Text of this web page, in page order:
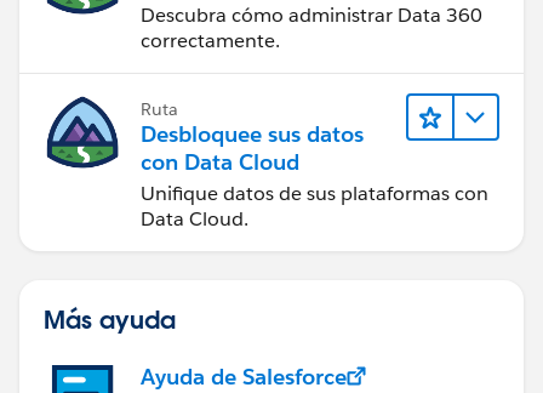
Descubra cómo administrar Data 360
correctamente.
Ruta
Desbloquee sus datos
con Data Cloud
Unifique datos de sus plataformas con
Data Cloud.
Más ayuda
Ayuda de Salesforce